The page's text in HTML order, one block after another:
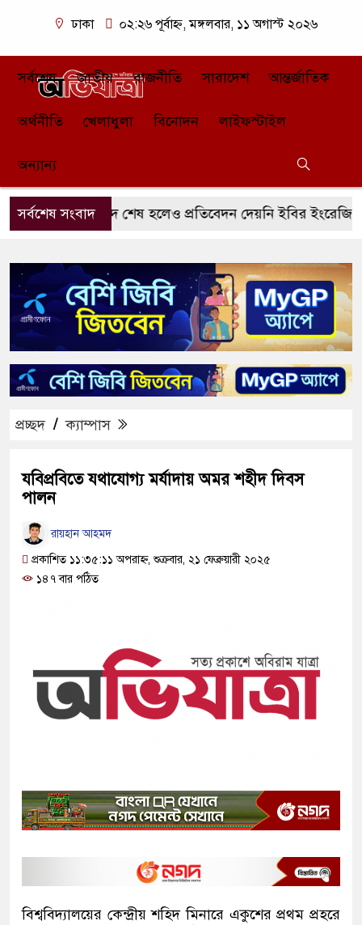
ঢাকা ০২:২৬ পূর্বাহ্ন, মঙ্গলবার, ১১ অগাস্ট ২০২৬
সর্বশেষ জাতীয় রাজনীতি সারাদেশ আন্তর্জাতিক
অর্থনীতি খেলাধুলা বিনোদন লাইফস্টাইল
অন্যান্য
সর্বশেষ সংবাদ
মেয়াদ শেষ হলেও প্রতিবেদন দেয়নি ইবির ইংরেজি বিভাগে
প্রচ্ছদ/ক্যাম্পাস
যবিপ্রবিতে যথাযোগ্য মর্যাদায় অমর শহীদ দিবস
পালন
রায়হান আহমদ
প্রকাশিত ১১:৩৫:১১ অপরাহ্ন, শুক্রবার, ২১ ফেব্রুয়ারী ২০২৫
১৪৭ বার পঠিত
বিশ্ববিদ্যালয়ের কেন্দ্রীয় শহিদ মিনারে একুশের প্রথম প্রহরে